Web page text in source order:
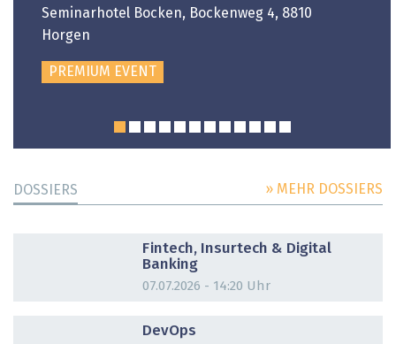
Seminarhotel Bocken, Bockenweg 4, 8810
Horgen
PREMIUM EVENT
DOSSIERS » MEHR DOSSIERS
Fintech, Insurtech & Digital
Banking
07.07.2026 - 14:20 Uhr
DevOps